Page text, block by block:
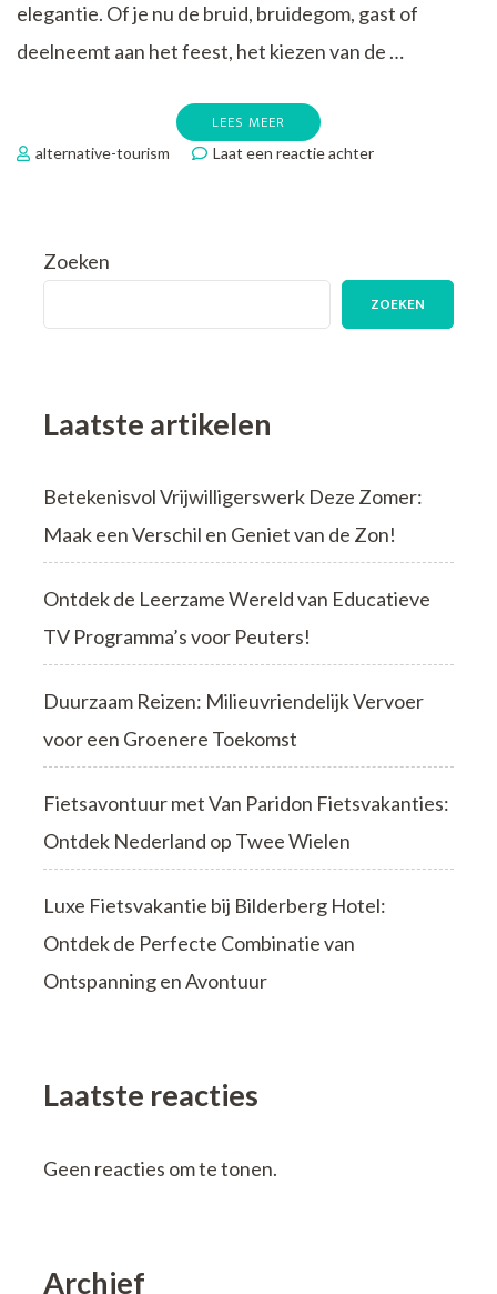
elegantie. Of je nu de bruid, bruidegom, gast of
deelneemt aan het feest, het kiezen van de …
LEES MEER
alternative-tourism Laat een reactie achterop
voor
Zoeken
ZOEKEN
Laatste artikelen
Betekenisvol Vrijwilligerswerk Deze Zomer:
Maak een Verschil en Geniet van de Zon!
Ontdek de Leerzame Wereld van Educatieve
TV Programma’s voor Peuters!
Duurzaam Reizen: Milieuvriendelijk Vervoer
voor een Groenere Toekomst
Fietsavontuur met Van Paridon Fietsvakanties:
Ontdek Nederland op Twee Wielen
Luxe Fietsvakantie bij Bilderberg Hotel:
Ontdek de Perfecte Combinatie van
Ontspanning en Avontuur
Laatste reacties
Geen reacties om te tonen.
Archief